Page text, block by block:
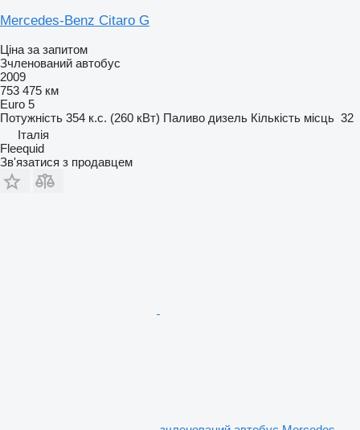
Mercedes-Benz Citaro G
Ціна за запитом
Зчленований автобус
2009
753 475 км
Euro 5
Потужність 354 к.с. (260 кВт) Паливо дизель Кількість місць 32
Італія
Fleequid
Зв'язатися з продавцем